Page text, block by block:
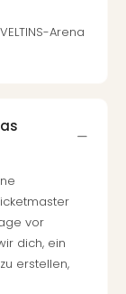
Arena
vor
dich, ein
zu erstellen,